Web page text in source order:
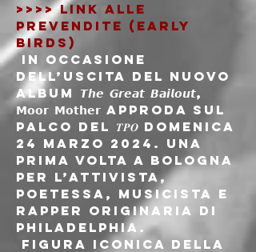
>>>> LINK ALLE
PREVENDITE (EARLY
BIRDS)
In occasione
dell’uscita del nuovo
album 𝙏𝙝𝙚 𝙂𝙧𝙚𝙖𝙩 𝘽𝙖𝙞𝙡𝙤𝙪𝙩,
𝗠𝗼𝗼𝗿 𝗠𝗼𝘁𝗵𝗲𝗿 approda sul
palco del 𝑻𝑷𝑶 domenica
24 marzo 2024. Una
prima volta a Bologna
per l’attivista,
poetessa, musicista e
rapper originaria di
Philadelphia.